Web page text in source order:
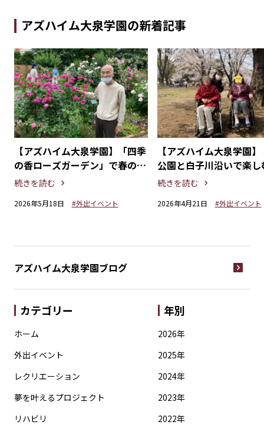
アズハイム大泉学園の新着記事
【アズハイム大泉学園】「四季
の香ローズガーデン」で春のバ
ラを満喫
続きを読む
2026年5月18日 #外出イベント
【アズハイム大泉学園
公園と白子川沿いで楽
歩
続きを読む
2026年4月21日 #外出イベント
アズハイム大泉学園ブログ
カテゴリー
ホーム
外出イベント
レクリエーション
夢を叶えるプロジェクト
リハビリ
年別
2026年
2025年
2024年
2023年
2022年